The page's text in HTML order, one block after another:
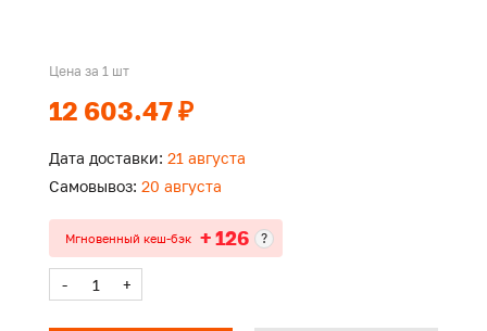
Цена за 1 шт
12 603.47 ₽
Дата доставки: 21 августа
Самовывоз: 20 августа
Мгновенный кеш-бэк + 126 ?
- +